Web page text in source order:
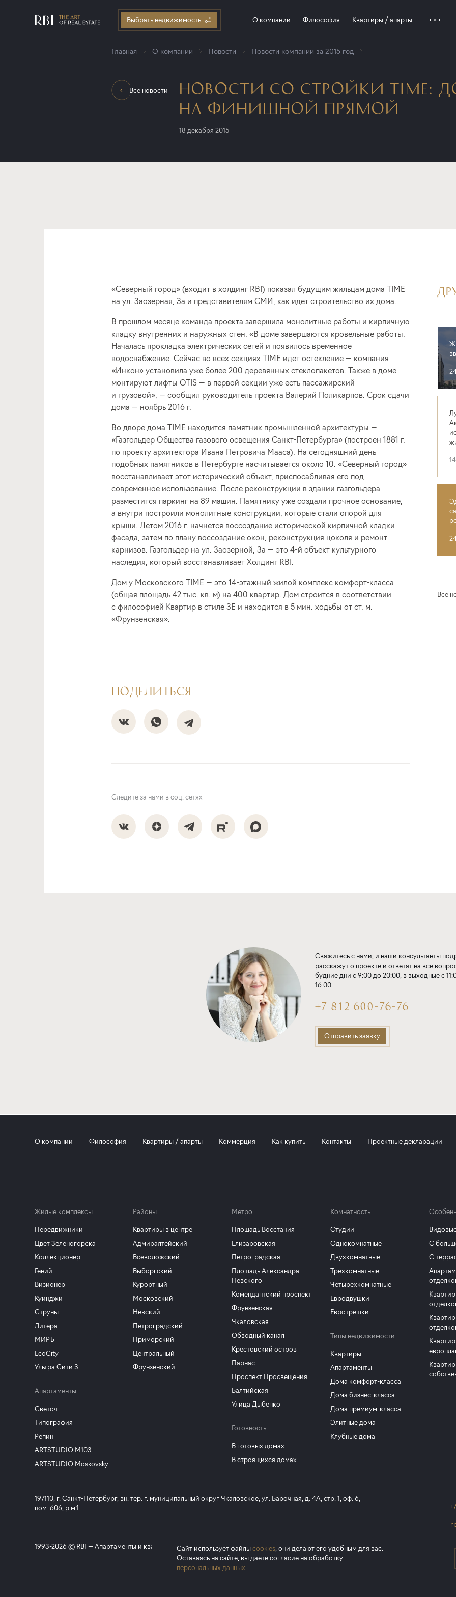
Выбрать недвижимость О компании Философия Квартиры / апарты
Главная О компании Новости Новости компании за 2015 год
Все новости
НОВОСТИ СО СТРОЙКИ TIME:
НА ФИНИШНОЙ ПРЯМОЙ
18 декабря 2015
«Северный город» (входит в холдинг RBI) показал будущим жильцам дома TIME
на ул. Заозерная, 3а и представителям СМИ, как идет строительство их дома.
В прошлом месяце команда проекта завершила монолитные работы и кирпичную
кладку внутренних и наружных стен. «В доме завершаются кровельные работы.
Началась прокладка электрических сетей и появилось временное
водоснабжение. Сейчас во всех секциях TIME идет остекление — компания
«Инкон» установила уже более 200 деревянных стеклопакетов. Также в доме
монтируют лифты OTIS — в первой секции уже есть пассажирский
и грузовой», — сообщил руководитель проекта Валерий Поликарпов. Срок сдачи
дома — ноябрь 2016 г.
Во дворе дома TIME находится памятник промышленной архитектуры —
«Газгольдер Общества газового освещения Санкт-Петербурга» (построен 1881 г.
по проекту архитектора Ивана Петровича Мааса). На сегодняшний день
подобных памятников в Петербурге насчитывается около 10. «Северный город»
восстанавливает этот исторический объект, приспосабливая его под
современное использование. После реконструкции в здании газгольдера
разместится паркинг на 89 машин. Памятнику уже создали прочное основание,
а внутри построили монолитные конструкции, которые стали опорой для
крыши. Летом 2016 г. начнется воссоздание исторической кирпичной кладки
фасада, затем по плану воссоздание окон, реконструкция цоколя и ремонт
карнизов. Газгольдер на ул. Заозерной, 3а — это 4-й объект культурного
наследия, который восстанавливает Холдинг RBI.
Дом у Московского TIME — это 14-этажный жилой комплекс комфорт-класса
(общая площадь 42 тыс. кв. м) на 400 квартир. Дом строится в соответствии
с философией Квартир в стиле 3Е и находится в 5 мин. ходьбы от ст. м.
«Фрунзенская».
ПОДЕЛИТЬСЯ
Следите за нами в соц. сетях
Все
Свяжитесь с нами, и наши консультанты
расскажут о проекте и ответят на все
будние дни с 9:00 до 20:00, в выходные с
16:00
+7 812 600-76-76
Отправить заявку
Сайт использует файлыcookies, они делают его удобным для вас.
Оставаясь на сайте, вы даете согласие на обработку
персональных данных
О компании Философия Квартиры / апарты Коммерция Как купить Контакты Проектные декларации
Жилые комплексы
Передвижники
Цвет Зеленогорска
Коллекционер
Гений
Визионер
Куинджи
Струны
Литера
МИРЪ
EcoCity
Ультра Сити 3
Апартаменты
Светоч
Типография
Репин
ARTSTUDIO M103
ARTSTUDIO Moskovsky
Районы
Квартиры в центре
Адмиралтейский
Всеволожский
Выборгский
Курортный
Московский
Невский
Петроградский
Приморский
Центральный
Фрунзенский
Метро
Площадь Восстания
Елизаровская
Петроградская
Площадь Александра
Невского
Комендантский проспект
Фрунзенская
Чкаловская
Обводный канал
Крестовский остров
Парнас
Проспект Просвещения
Балтийская
Улица Дыбенко
Готовность
В готовых домах
В строящихся домах
Комнатность
Студии
Однокомнатные
Двухкомнатные
Трехкомнатные
Четырехкомнатные
Евродвушки
Евротрешки
Типы недвижимости
Квартиры
Апартаменты
Дома комфорт-класса
Дома бизнес-класса
Дома премиум-класса
Элитные дома
Клубные дома
С
С
197110, г. Санкт-Петербург, вн. тер. г. муниципальный округ Чкаловское, ул. Барочная, д. 4А, стр. 1, оф. 6,
пом. 606, р.м.1
1993-2026 © RBI — Апартаменты и квартиры в Санкт-Петербурге